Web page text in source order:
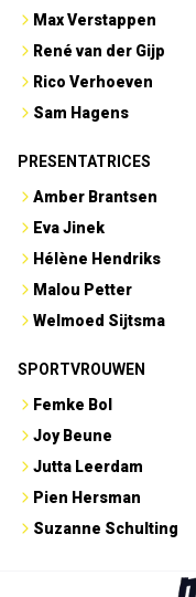
Max Verstappen
René van der Gijp
Rico Verhoeven
Sam Hagens
PRESENTATRICES
Amber Brantsen
Eva Jinek
Hélène Hendriks
Malou Petter
Welmoed Sijtsma
SPORTVROUWEN
Femke Bol
Joy Beune
Jutta Leerdam
Pien Hersman
Suzanne Schulting